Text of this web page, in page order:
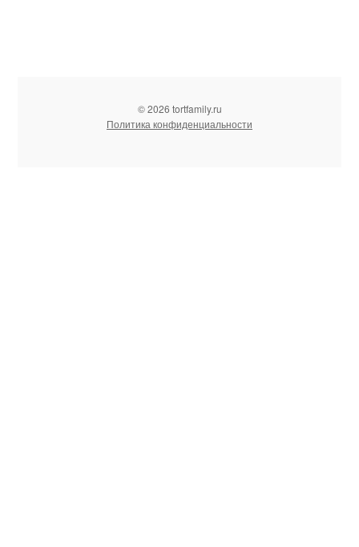
© 2026 tortfamily.ru
Политика конфиденциальности